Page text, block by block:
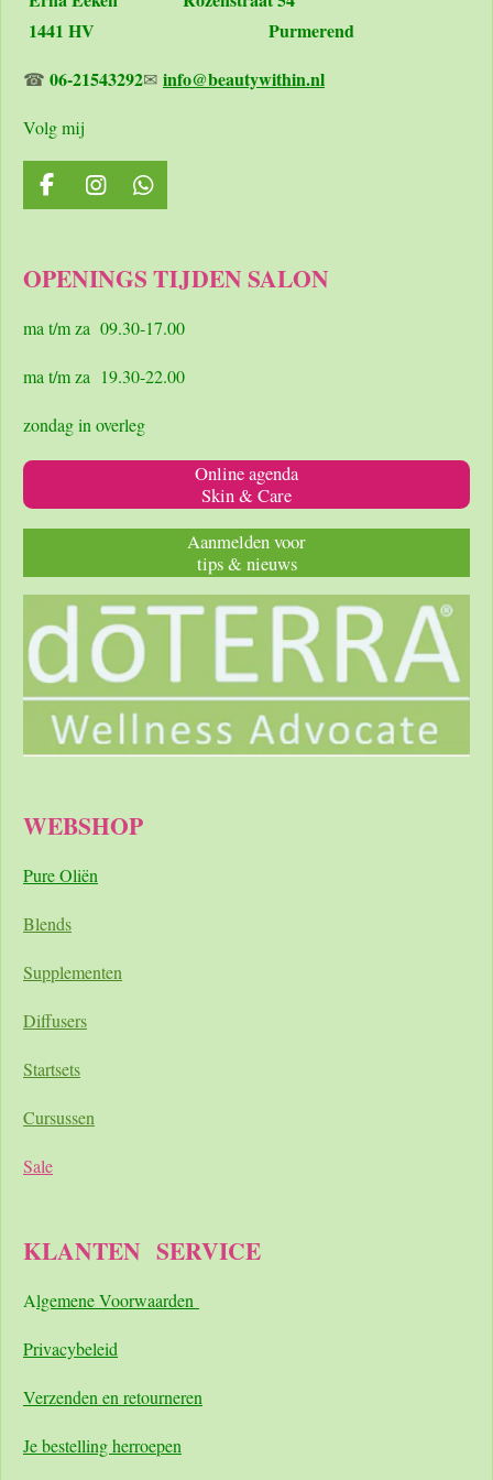
1441 HV Purmerend
☎ 06-21543292✉ info@beautywithin.nl
Volg mij
F
a
b
o
I
n
a
r
m
W
h
s
p
OPENINGS TIJDEN SALON
ma t/m za 09.30-17.00
ma t/m za 19.30-22.00
zondag in overleg
Online agenda
Skin & Care
Aanmelden voor
tips & nieuws
WEBSHOP
Pure Oliën
Blends
Supplementen
Diffusers
Startsets
Cursussen
Sale
KLANTEN SERVICE
Algemene Voorwaarden
Privacybeleid
Verzenden en retourneren
Je bestelling herroepen